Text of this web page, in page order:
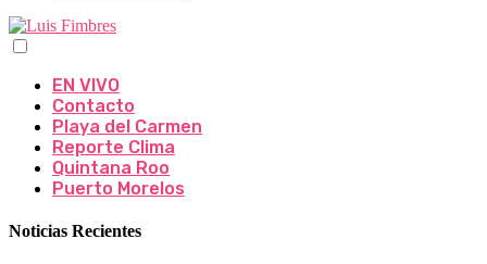
EN VIVO
Contacto
Playa del Carmen
Reporte Clima
Quintana Roo
Puerto Morelos
Noticias Recientes